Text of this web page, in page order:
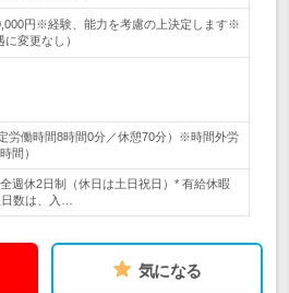
円※経験、能力を考慮の上決定します※
変更なし）
労働時間8時間0分／休憩70分）※時間外労
間）
週休2日制（休日は土日祝日）* 有給休暇
数は、入…
気になる